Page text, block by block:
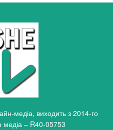
медіа, виходить з 2014-го
медіа – R40-05753